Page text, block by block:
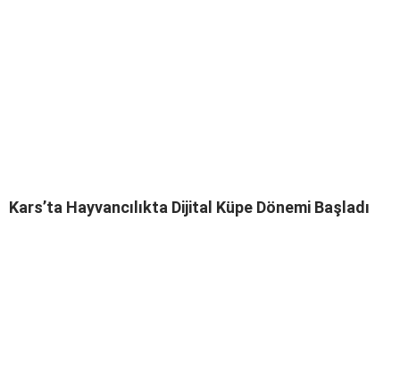
Kars’ta Hayvancılıkta Dijital Küpe Dönemi Başladı